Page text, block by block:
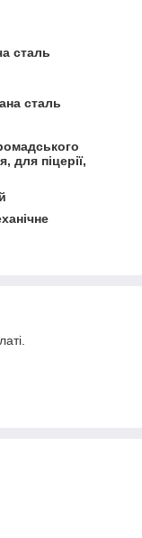
сталь
сталь
для піцерії,